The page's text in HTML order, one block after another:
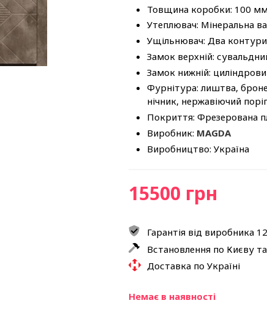
Товщина коробки: 100
Утеплювач: Мінеральна
Ущільнювач: Два
Замок верхній:
Замок нижній:
Фурнітура: лиштва,
нічник, нержавіючий поріг
Покриття: Фрезерована
Виробник: MAGDA
Виробництво: Україна
15500 грн
Гарантія від виробника
Встановлення по Києву
Доставка по Україні
Немає в наявності